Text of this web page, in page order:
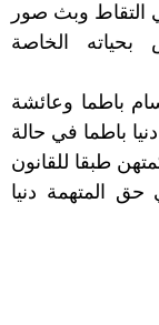
التقاط وبث صور
الخاصة
باطما وعائشة
باطما في حالة
طبقا للقانون
حق المتهمة دنيا